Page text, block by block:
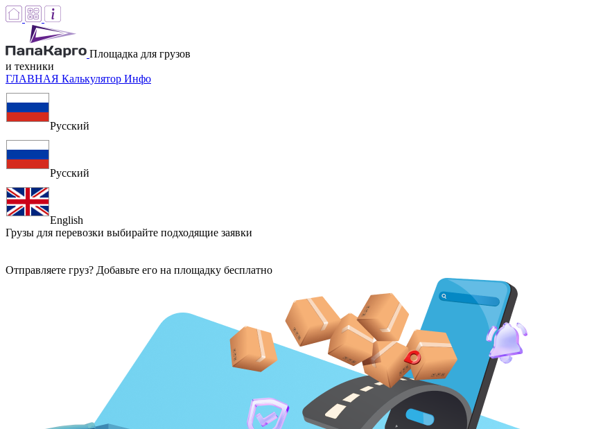
Площадка для грузов
и техники
ГЛАВНАЯ Калькулятор Инфо
Русский
Русский
English
Грузы для перевозки выбирайте подходящие заявки
Отправляете груз? Добавьте его на площадку бесплатно